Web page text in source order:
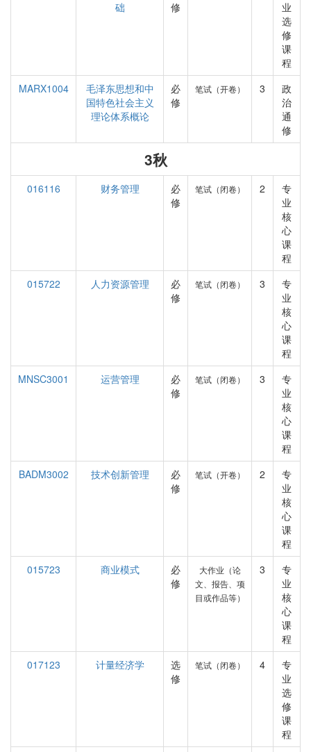
础 修
业
选
修
课
程
MARX1004
毛泽东思想和中
国特色社会主义
理论体系概论
必
修
笔试（开卷） 3
政
治
通
修
3秋
016116 财务管理
必
修
笔试（闭卷） 2
专
业
核
心
课
程
015722
人力资源管理
必
修
笔试（闭卷） 3
专
业
核
心
课
程
MNSC3001
运营管理
必
修
笔试（闭卷） 3
专
业
核
心
课
程
BADM3002
技术创新管理
必
修
笔试（开卷） 2
专
业
核
心
课
程
015723
商业模式
必
修
大作业（论
文、报告、项
目或作品等）
3
专
业
核
心
课
程
017123
计量经济学
选
修
笔试（闭卷） 4
专
业
选
修
课
程